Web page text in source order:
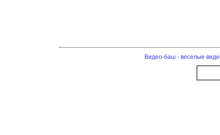
Видео-баш - веселые